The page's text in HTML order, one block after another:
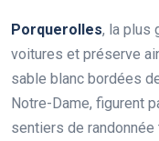
Porquerolles, la plus
voitures et préserve
sable blanc bordées
Notre-Dame, figurent
sentiers de